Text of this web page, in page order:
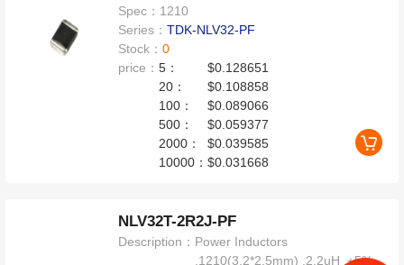
Spec： 1210
Series：TDK-NLV32-PF
Stock：0
price：5：
$0.128651
20：
$0.108858
100：
$0.089066
500：
$0.059377
2000：
$0.039585
10000：$0.031668
NLV32T-2R2J-PF
Description： Power Inductors
,1210(3.2*2.5mm) ,2.2uH ,±5%